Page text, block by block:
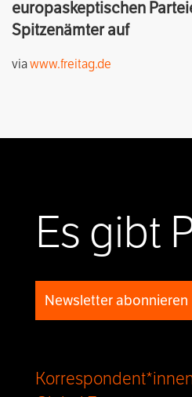
europaskeptischen
Spitzenämter auf
viawww.freitag.de
Es gibt
Newsletter abonnieren